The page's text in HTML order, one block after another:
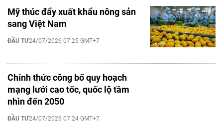
Mỹ thúc đẩy xuất khẩu nông sản
sang Việt Nam
ĐẦU TƯ24/07/2026 07:25 GMT+7
Chính thức công bố quy hoạch
mạng lưới cao tốc, quốc lộ tầm
nhìn đến 2050
ĐẦU TƯ24/07/2026 07:24 GMT+7